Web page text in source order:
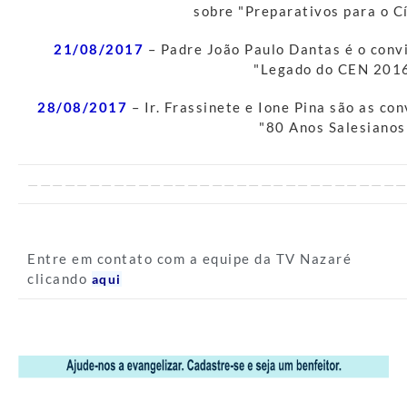
sobre "Preparativos para o
21/08/2017 – Padre João Paulo Dantas é o
"Legado do CEN
28/08/2017 – Ir. Frassinete e Ione Pina são as
"80 Anos
Entre em contato com a equipe da TV Nazaré
clicando aqui